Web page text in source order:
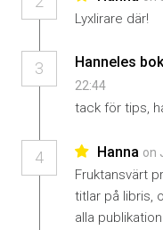
Lyxlirare där!
3 Hanneles
22:44
tack för tips,
4 Hanna on
Fruktansvärt
titlar på libris,
alla